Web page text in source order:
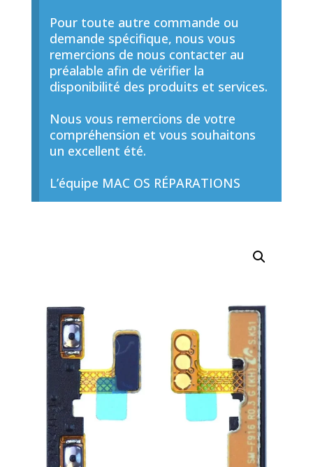
Pour toute autre commande ou
demande spécifique, nous vous
remercions de nous contacter au
préalable afin de vérifier la
disponibilité des produits et services.
Nous vous remercions de votre
compréhension et vous souhaitons
un excellent été.
L’équipe MAC OS RÉPARATIONS